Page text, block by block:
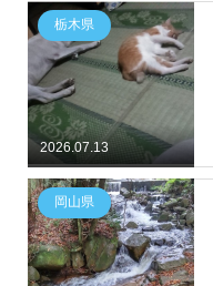
2026.07.13
栃木県
岡山県